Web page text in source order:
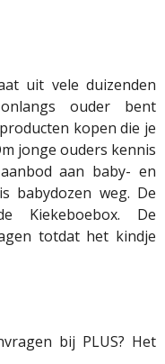
uit vele duizenden
ouder bent
kopen die je
jonge ouders kennis
aan baby- en
babydozen weg. De
Kiekeboebox. De
totdat het kindje
bij PLUS? Het